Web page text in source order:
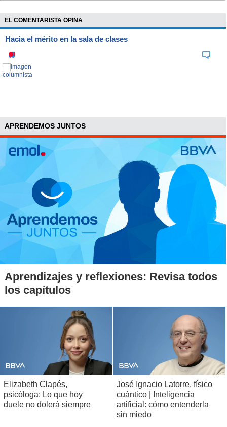
EL COMENTARISTA OPINA
Hacia el mérito en la sala de clases
APRENDEMOS JUNTOS
Aprendizajes y reflexiones: Revisa todos
los capítulos
Elizabeth Clapés,
psicóloga: Lo que hoy
duele no dolerá siempre
José Ignacio Latorre, físico
cuántico | Inteligencia
artificial: cómo entenderla
sin miedo